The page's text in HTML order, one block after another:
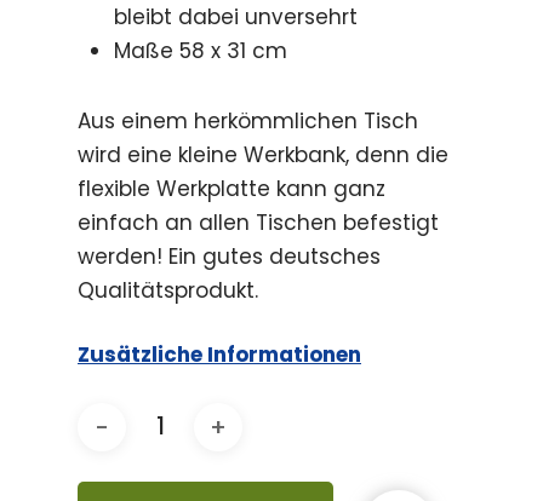
bleibt dabei unversehrt
Maße 58 x 31 cm
Aus einem herkömmlichen Tisch
wird eine kleine Werkbank, denn die
flexible Werkplatte kann ganz
einfach an allen Tischen befestigt
werden! Ein gutes deutsches
Qualitätsprodukt.
Zusätzliche Informationen